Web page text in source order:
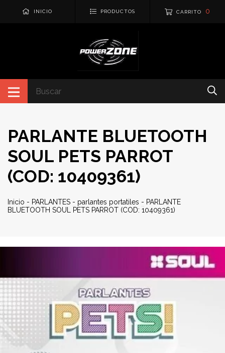
INICIO PRODUCTOS CARRITO 0
PARLANTE BLUETOOTH
SOUL PETS PARROT
(COD: 10409361)
Inicio - PARLANTES - parlantes portatiles - PARLANTE
BLUETOOTH SOUL PETS PARROT (COD: 10409361)